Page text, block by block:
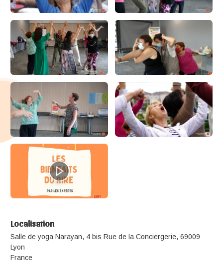
Localisation
Salle de yoga Narayan, 4 bis Rue de la Conciergerie, 69009
Lyon
France